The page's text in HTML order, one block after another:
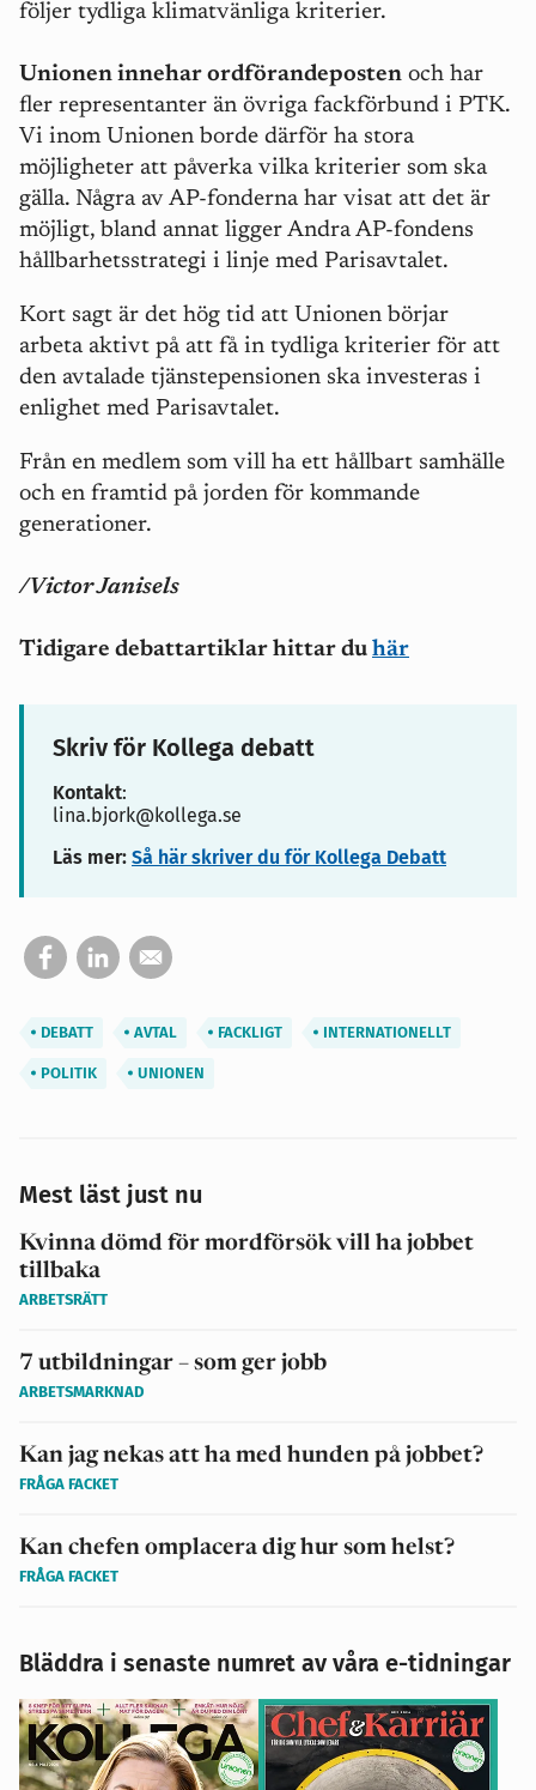
följer tydliga klimatvänliga kriterier.
Unionen innehar ordförandeposten och har
fler representanter än övriga fackförbund i PTK.
Vi inom Unionen borde därför ha stora
möjligheter att påverka vilka kriterier som ska
gälla. Några av AP-fonderna har visat att det är
möjligt, bland annat ligger Andra AP-fondens
hållbarhetsstrategi i linje med Parisavtalet.
Kort sagt är det hög tid att Unionen börjar
arbeta aktivt på att få in tydliga kriterier för att
den avtalade tjänstepensionen ska investeras i
enlighet med Parisavtalet.
Från en medlem som vill ha ett hållbart samhälle
och en framtid på jorden för kommande
generationer.
/Victor Janisels
Tidigare debattartiklar hittar du här
Skriv för Kollega debatt
Kontakt:
lina.bjork@kollega.se
Läs mer: Så här skriver du för Kollega Debatt
DEBATT AVTAL FACKLIGT INTERNATIONELLT
POLITIK UNIONEN
Mest läst just nu
Kvinna dömd för mordförsök vill ha jobbet
tillbaka
ARBETSRÄTT
7 utbildningar – som ger jobb
ARBETSMARKNAD
Kan jag nekas att ha med hunden på jobbet?
FRÅGA FACKET
Kan chefen omplacera dig hur som helst?
FRÅGA FACKET
Bläddra i senaste numret av våra e-tidningar